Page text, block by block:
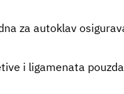
za autoklav
i ligamenata